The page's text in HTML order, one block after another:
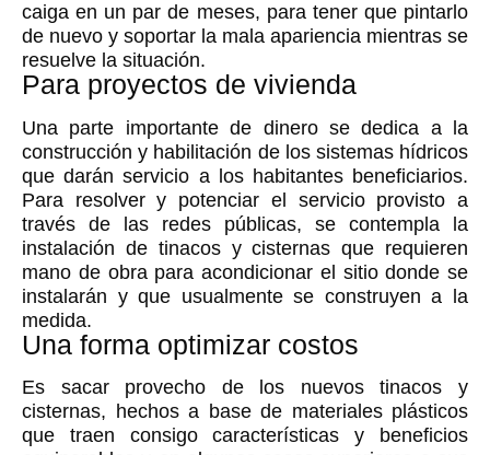
caiga en un par de meses, para tener que pintarlo
de nuevo y soportar la mala apariencia mientras se
resuelve la situación.
Para proyectos de vivienda
Una parte importante de dinero se dedica a la
construcción y habilitación de los sistemas hídricos
que darán servicio a los habitantes beneficiarios.
Para resolver y potenciar el servicio provisto a
través de las redes públicas, se contempla la
instalación de tinacos y cisternas que requieren
mano de obra para acondicionar el sitio donde se
instalarán y que usualmente se construyen a la
medida.
Una forma optimizar costos
Es sacar provecho de los nuevos tinacos y
cisternas, hechos a base de materiales plásticos
que traen consigo características y beneficios